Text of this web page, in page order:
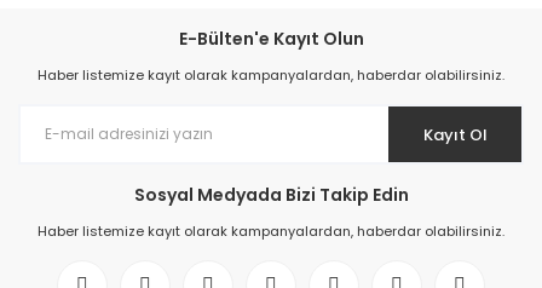
E-Bülten'e Kayıt Olun
Haber listemize kayıt olarak kampanyalardan, haberdar olabilirsiniz.
Kayıt Ol
Sosyal Medyada Bizi Takip Edin
Haber listemize kayıt olarak kampanyalardan, haberdar olabilirsiniz.